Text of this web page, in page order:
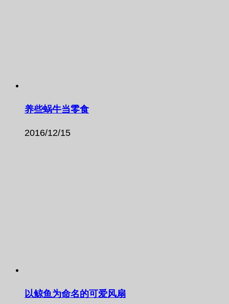
养些蜗牛当零食
2016/12/15
以鲸鱼为命名的可爱风扇